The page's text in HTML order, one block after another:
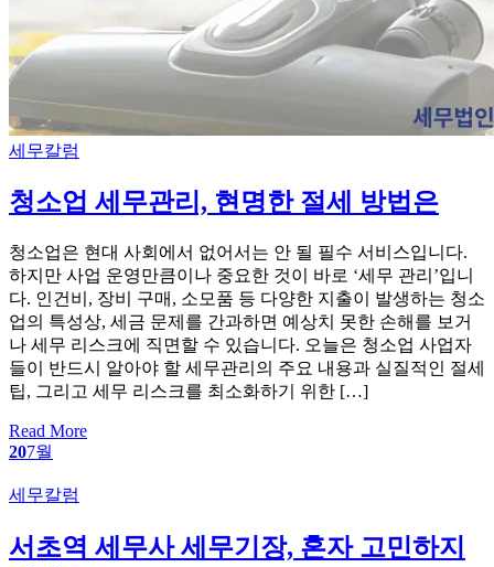
Categories
세무칼럼
청소업 세무관리, 현명한 절세 방법은
청소업은 현대 사회에서 없어서는 안 될 필수 서비스입니다.
하지만 사업 운영만큼이나 중요한 것이 바로 ‘세무 관리’입니
다. 인건비, 장비 구매, 소모품 등 다양한 지출이 발생하는 청소
업의 특성상, 세금 문제를 간과하면 예상치 못한 손해를 보거
나 세무 리스크에 직면할 수 있습니다. 오늘은 청소업 사업자
들이 반드시 알아야 할 세무관리의 주요 내용과 실질적인 절세
팁, 그리고 세무 리스크를 최소화하기 위한 […]
Read More
207월
Categories
세무칼럼
서초역 세무사 세무기장, 혼자 고민하지